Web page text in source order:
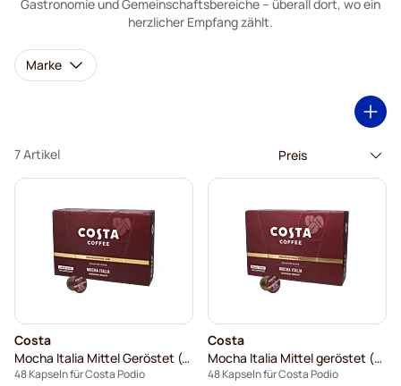
Gastronomie und Gemeinschaftsbereiche – überall dort, wo ein
herzlicher Empfang zählt.
Marke
7 Artikel
Costa
Mocha Italia Mittel Geröstet (Große Tasse)
48 Kapseln für Costa Podio
Costa
Mocha Italia Mittel geröstet (Kleine Tasse)
48 Kapseln für Costa Podio